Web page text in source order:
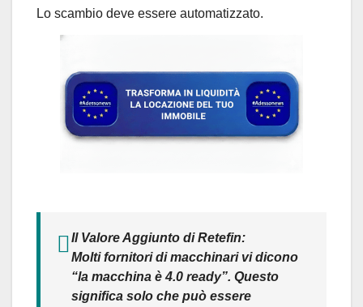
Lo scambio deve essere automatizzato.
Il Valore Aggiunto di Retefin:
Molti fornitori di macchinari vi dicono
“la macchina è 4.0 ready”. Questo
significa solo che può essere